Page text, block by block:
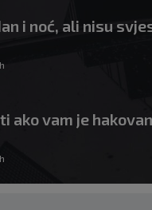
i noć, ali nisu
ako vam je